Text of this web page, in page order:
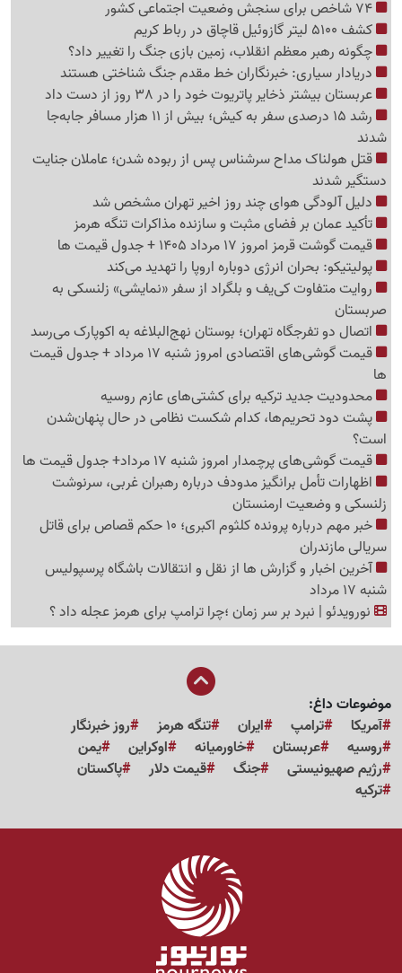
کشف 5100 لیتر گازوئیل قاچاق در رباط کریم
چگونه رهبر معظم انقلاب، زمین بازی جنگ را تغییر داد؟
دریادار سیاری: خبرنگاران خط مقدم جنگ شناختی هستند
عربستان بیشتر ذخایر پاتریوت خود را در 38 روز از دست داد
رشد 15 درصدی سفر به کیش؛ بیش از 11 هزار مسافر جابه‌جا
شدند
قتل هولناک مداح سرشناس پس از ربوده شدن؛ عاملان جنایت
دستگیر شدند
دلیل آلودگی هوای چند روز اخیر تهران مشخص شد
تأکید عمان بر فضای مثبت و سازنده مذاکرات تنگه هرمز
قیمت گوشت قرمز امروز 17 مرداد 1405 + جدول قیمت ها
پولیتیکو: بحران انرژی دوباره اروپا را تهدید می‌کند
روایت متفاوت کی‌یف و بلگراد از سفر «نمایشی» زلنسکی به
صربستان
اتصال دو تفرجگاه تهران؛ بوستان نهج‌البلاغه به اکوپارک می‌رسد
قیمت گوشی‌های اقتصادی امروز شنبه 17 مرداد + جدول قیمت
ها
محدودیت جدید ترکیه برای کشتی‌های عازم روسیه
پشت دود تحریم‌ها، کدام شکست نظامی در حال پنهان‌شدن
است؟
قیمت گوشی‌های پرچمدار امروز شنبه 17 مرداد+ جدول قیمت ها
اظهارات تأمل برانگیز مدودف درباره رهبران غربی، سرنوشت
زلنسکی و وضعیت ارمنستان
خبر مهم درباره پرونده کلثوم اکبری؛ 10 حکم قصاص برای قاتل
سریالی مازندران
آخرین اخبار و گزارش ها از نقل و انتقالات باشگاه پرسپولیس
شنبه 17 مرداد
نورویدئو | نبرد بر سر زمان ؛چرا ترامپ برای هرمز عجله داد ؟
موضوعات داغ:
آمریکا
ترامپ ایران تنگه هرمز
روز خبرنگار
روسیه
عربستان خاورمیانه اوکراین
یمن
رژیم صهیونیستی
جنگ قیمت دلار
پاکستان
ترکیه